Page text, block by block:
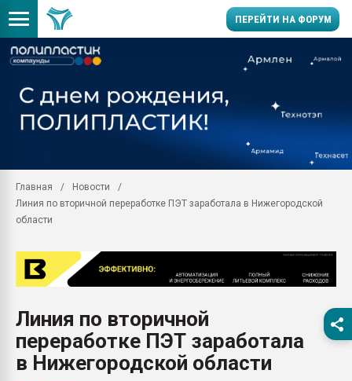
ПЕРЕЙТИ НА ФОРУМ
заводу пластмасс"
28.07.2026
первый план в
28.07.2026
ситуацией на
Всё, что касается
Главная
Новости
Линия по вторичной переработке ПЭТ заработала в Нижегородской
области
Линия по вторичной
переработке ПЭТ заработала
в Нижегородской области